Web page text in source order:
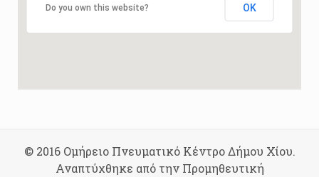
Do you own this website? OK
© 2016 Ομήρειο Πνευματικό Κέντρο Δήμου Χίου.
Αναπτύχθηκε από την Προμηθευτική